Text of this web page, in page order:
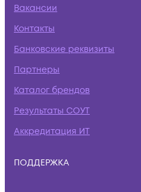
Вакансии
Контакты
Банковские реквизиты
Партнеры
Каталог брендов
Результаты СОУТ
Аккредитация ИТ
ПОДДЕРЖКА